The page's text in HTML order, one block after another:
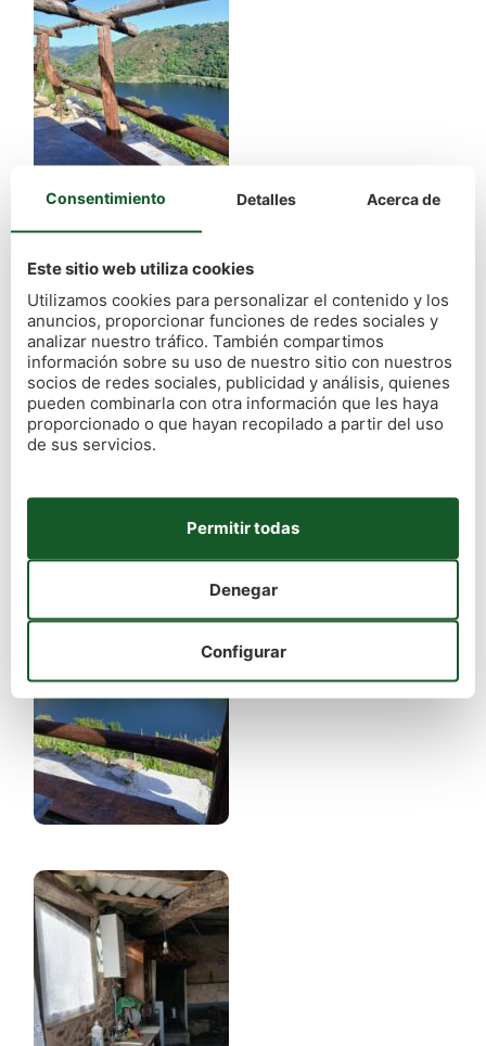
Consentimiento Detalles Acerca de
Este sitio web utiliza cookies
Utilizamos cookies para personalizar el contenido y los
anuncios, proporcionar funciones de redes sociales y
analizar nuestro tráfico. También compartimos
información sobre su uso de nuestro sitio con nuestros
socios de redes sociales, publicidad y análisis, quienes
pueden combinarla con otra información que les haya
proporcionado o que hayan recopilado a partir del uso
de sus servicios.
Configurar
Denegar
Permitir todas